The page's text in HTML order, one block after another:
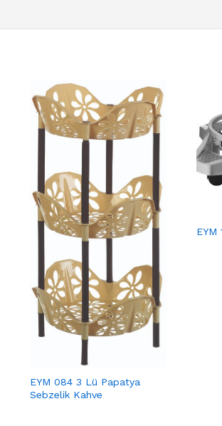
EYM 084 3 Lü Papatya
Sebzelik Kahve
EYM